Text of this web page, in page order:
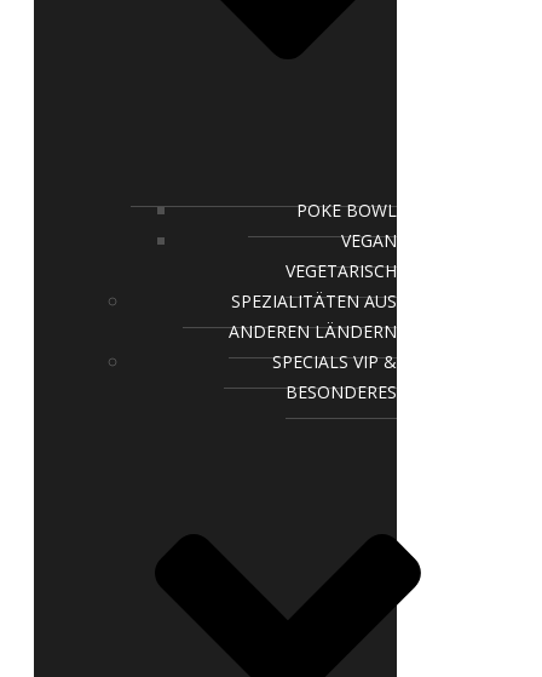
POKE BOWL
VEGAN
VEGETARISCH
SPEZIALITÄTEN AUS
ANDEREN LÄNDERN
SPECIALS VIP &
BESONDERES